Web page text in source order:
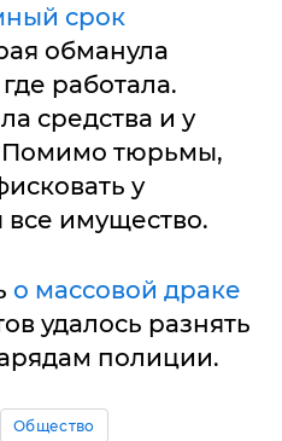
срок
обманула
работала.
средства и у
Помимо тюрьмы,
у
имущество.
о массовой драке
удалось разнять
полиции.
Общество